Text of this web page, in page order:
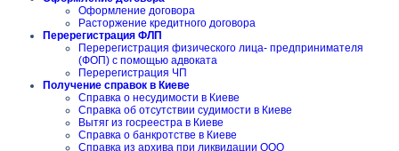
Оформление договора
Расторжение кредитного договора
Перерегистрация ФЛП
Перерегистрация физического лица- предпринимателя
(ФОП) с помощью адвоката
Перерегистрация ЧП
Получение справок в Киеве
Справка о несудимости в Киеве
Справка об отсутствии судимости в Киеве
Вытяг из госреестра в Киеве
Справка о банкротстве в Киеве
Справка из архива при ликвидации ООО